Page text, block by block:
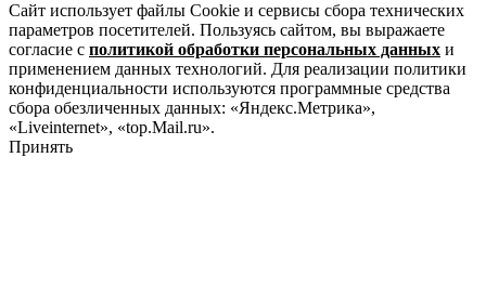
Сайт использует файлы Cookie и сервисы сбора технических
параметров посетителей. Пользуясь сайтом, вы выражаете
согласие с политикой обработки персональных данных и
применением данных технологий. Для реализации политики
конфиденциальности используются программные средства
сбора обезличенных данных: «Яндекс.Метрика»,
«Liveinternet», «top.Mail.ru».
Принять